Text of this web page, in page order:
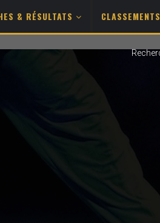
& RÉSULTATS CLASSEMENTS